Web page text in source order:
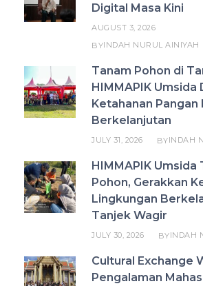
Digital Masa Kini
AUGUST 3, 2026
BYINDAH NURUL AINIYAH
Tanam Pohon di
HIMMAPIK Umsida
Ketahanan Pangan
Berkelanjutan
JULY 31, 2026 BYINDAH
HIMMAPIK Umsida
Pohon, Gerakkan
Lingkungan
Tanjek Wagir
JULY 30, 2026 BYINDAH
Cultural Exchange
Pengalaman